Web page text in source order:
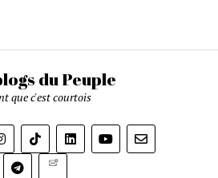
du Peuple
que c'est courtois